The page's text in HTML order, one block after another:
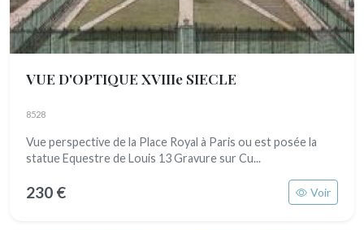
VUE D'OPTIQUE XVIIIe SIECLE
8528
Vue perspective de la Place Royal à Paris ou est posée la
statue Equestre de Louis 13 Gravure sur Cu...
230 € Voir